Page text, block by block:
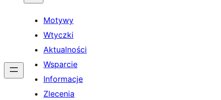
Motywy
Wtyczki
Aktualności
Wsparcie
Informacje
Zlecenia